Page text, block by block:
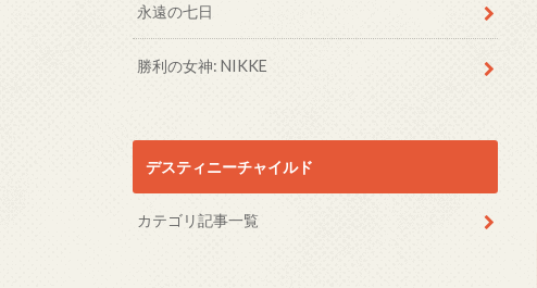
永遠の七日
勝利の女神: NIKKE
デスティニーチャイルド
カテゴリ記事一覧